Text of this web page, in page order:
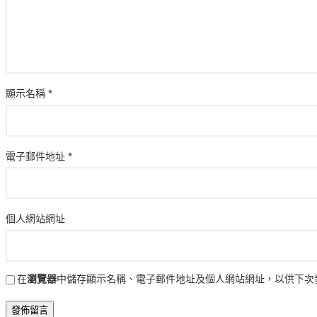
顯示名稱 *
電子郵件地址 *
個人網站網址
在瀏覽器中儲存顯示名稱、電子郵件地址及個人網站網址，以供下次